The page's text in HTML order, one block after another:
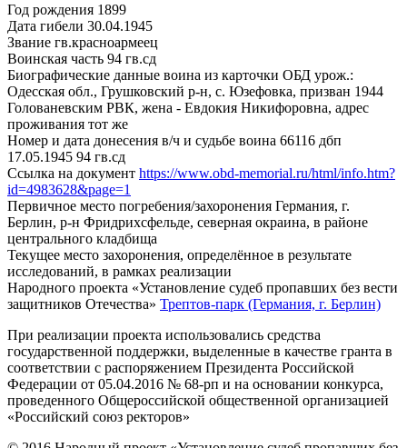
Год рождения 1899
Дата гибели 30.04.1945
Звание гв.красноармеец
Воинская часть 94 гв.сд
Биографические данные воина из карточки ОБД урож.:
Одесская обл., Грушковский р-н, с. Юзефовка, призван 1944
Голованевским РВК, жена - Евдокия Никифоровна, адрес
проживания тот же
Номер и дата донесения в/ч и судьбе воина 66116 дбп
17.05.1945 94 гв.сд
Ссылка на документ https://www.obd-memorial.ru/html/info.htm?
id=4983628&page=1
Первичное место погребения/захоронения Германия, г.
Берлин, р-н Фридрихсфельде, северная окраина, в районе
центрального кладбища
Текущее место захоронения, определённое в результате
исследований, в рамках реализации
Народного проекта «Установление судеб пропавших без вести
защитников Отечества» Трептов-парк (Германия, г. Берлин)
При реализации проекта использовались средства
государственной поддержки, выделенные в качестве гранта в
соответствии с распоряжением Президента Российской
Федерации от 05.04.2016 № 68-рп и на основании конкурса,
проведенного Общероссийской общественной организацией
«Российский союз ректоров»